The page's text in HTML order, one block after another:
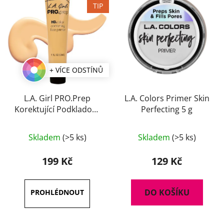
TIP
+ VÍCE ODSTÍNŮ
L.A. Girl PRO.Prep
Korektující Podkladová
hodnocení
produktu
4,5
z
5
Skladem (>5 ks)
199 Kč
L.A. Colors Primer Skin
Perfecting 5 g
Skladem (>5 ks)
129 Kč
DO KOŠÍKU